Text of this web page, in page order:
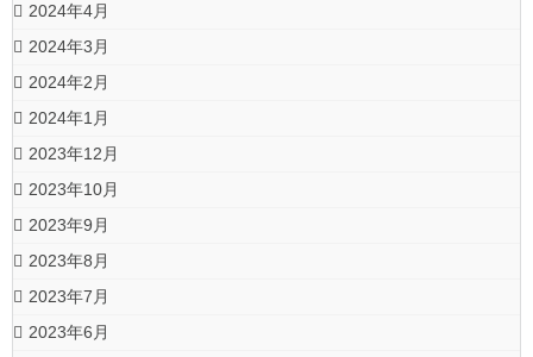
2024年4月
2024年3月
2024年2月
2024年1月
2023年12月
2023年10月
2023年9月
2023年8月
2023年7月
2023年6月